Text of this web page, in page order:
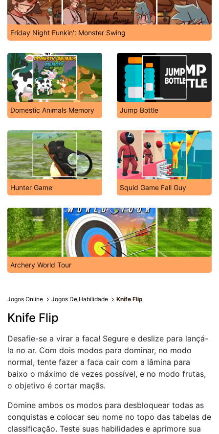
Friday Night Funkin': Monster Swing
Domestic Animals Memory Jump Bottle
Hunter Game Squid Game Fall Guy
Archery World Tour
Jogos Online Jogos De Habilidade Knife Flip
Knife Flip
Desafie-se a virar a faca! Segure e deslize para lançá-
la no ar. Com dois modos para dominar, no modo
normal, tente fazer a faca cair com a lâmina para
baixo o máximo de vezes possível, e no modo frutas,
o objetivo é cortar maçãs.
Domine ambos os modos para desbloquear todas as
conquistas e colocar seu nome no topo das tabelas de
classificação. Teste suas habilidades e aprimore sua